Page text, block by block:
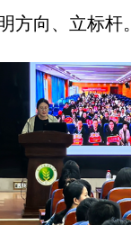
方向、立标杆。